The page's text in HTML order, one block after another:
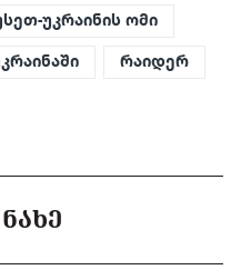
უკრაინის ომი
რაიდერ